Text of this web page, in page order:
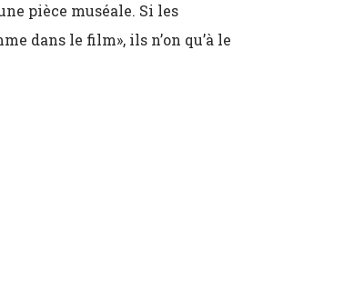
pièce muséale. Si les
dans le film», ils n’on qu’à le